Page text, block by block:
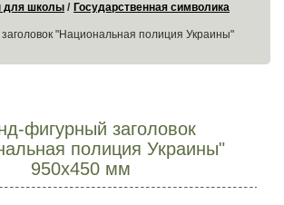
для школы Государственная символика
"Национальная полиция Украины"
фигурный заголовок
полиция Украины"
950х450 мм